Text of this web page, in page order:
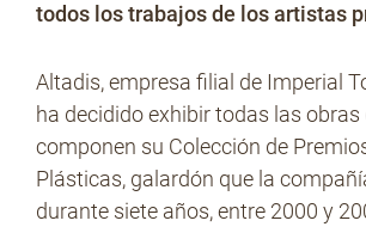
People and Culture
No Contrabando
Prensa
todos los trabajos de los artistas
Altadis, empresa filial de Imperial
ha decidido exhibir todas las obras
componen su Colección de
Plásticas, galardón que la
durante siete años, entre 2000 y